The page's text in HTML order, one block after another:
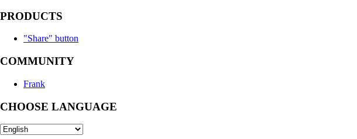
PRODUCTS
"Share" button
COMMUNITY
Frank
CHOOSE LANGUAGE